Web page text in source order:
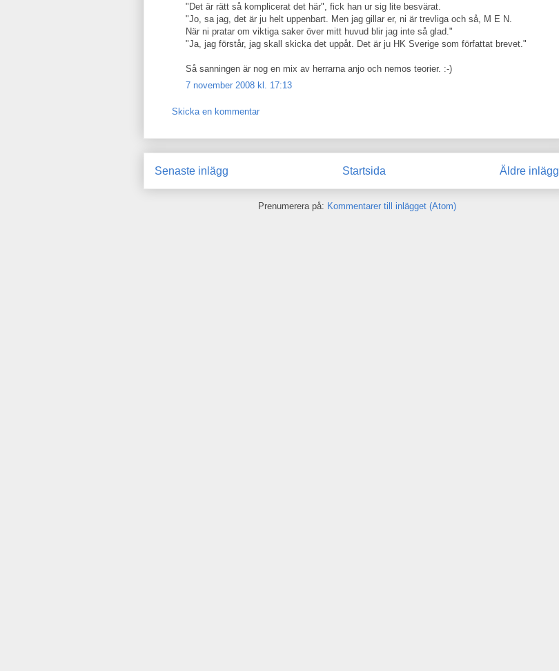
"Det är rätt så komplicerat det här", fick han ur sig lite besvärat.
"Jo, sa jag, det är ju helt uppenbart. Men jag gillar er, ni är trevliga och så, M E N.
När ni pratar om viktiga saker över mitt huvud blir jag inte så glad."
"Ja, jag förstår, jag skall skicka det uppåt. Det är ju HK Sverige som författat brevet."
Så sanningen är nog en mix av herrarna anjo och nemos teorier. :-)
7 november 2008 kl. 17:13
Skicka en kommentar
Senaste inlägg Äldre inlägg
Startsida
Prenumerera på: Kommentarer till inlägget (Atom)